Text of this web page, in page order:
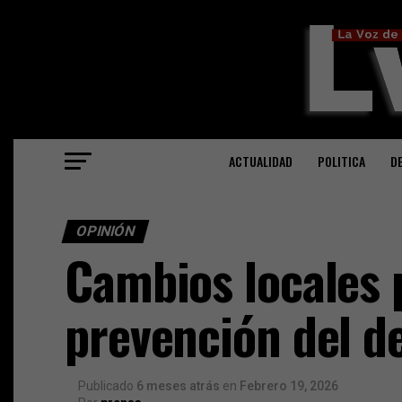
ACTUALIDAD POLITICA
OPINIÓN
Cambios
prevención del
Publicado 6 meses atrás en Febrero 19, 2026